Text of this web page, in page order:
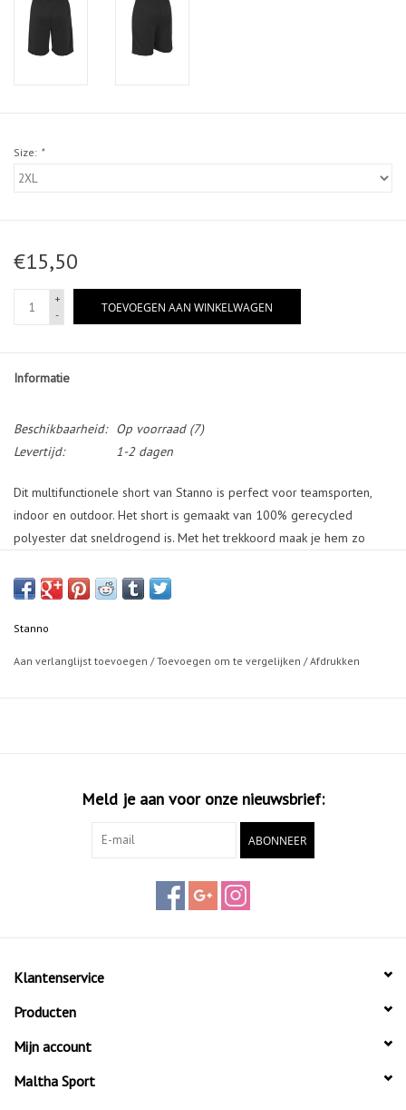
Size: *
€15,50
+
-
TOEVOEGEN AAN WINKELWAGEN
Informatie
Beschikbaarheid: Op voorraad(7)
Levertijd:
1-2 dagen
Dit multifunctionele short van Stanno is perfect voor teamsporten,
indoor en outdoor. Het short is gemaakt van 100% gerecycled
polyester dat sneldrogend is. Met het trekkoord maak je hem zo
binnenbroekje. Altijd fijn om er eentje (extra) van te hebben! Het
Stanno
Aan verlanglijst toevoegen /Toevoegen om te vergelijken /Afdrukken
Meld je aan voor onze nieuwsbrief:
ABONNEER
Klantenservice
Producten
Mijn account
Maltha Sport